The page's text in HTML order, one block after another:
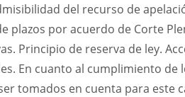
del recurso de
plazos por acuerdo de Corte
Principio de reserva de ley.
En cuanto al cumplimiento
tomados en cuenta para